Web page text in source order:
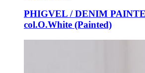
PHIGVEL / DENIM
col.O.White (Painted)